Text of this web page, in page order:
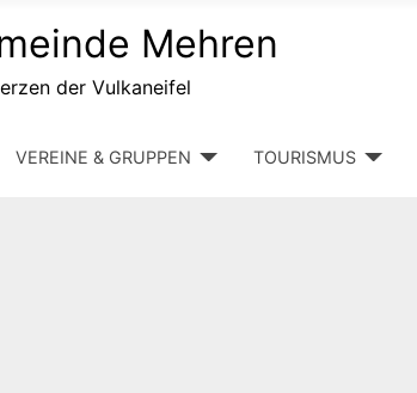
Mehren
der Vulkaneifel
VEREINE & GRUPPEN TOURISMUS